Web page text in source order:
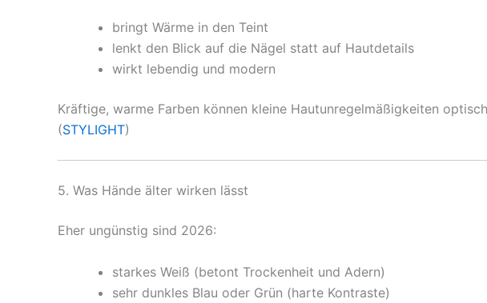
bringt Wärme in den Teint
lenkt den Blick auf die Nägel statt auf Hautdetails
wirkt lebendig und modern
Kräftige, warme Farben können kleine Hautunregelmäßigkeiten
(STYLIGHT)
5. Was Hände älter wirken lässt
Eher ungünstig sind 2026:
starkes Weiß (betont Trockenheit und Adern)
sehr dunkles Blau oder Grün (harte Kontraste)